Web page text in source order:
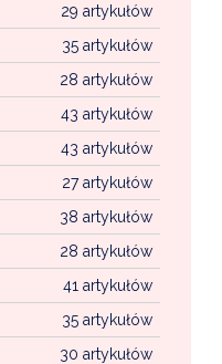
29 artykułów
35 artykułów
28 artykułów
43 artykułów
43 artykułów
27 artykułów
38 artykułów
28 artykułów
41 artykułów
35 artykułów
30 artykułów